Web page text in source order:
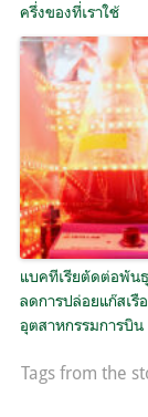
ครึ่งของที่เราใช้
แบคทีเรียตัดต่อพัน
ลดการปล่อยแก๊สเรื
อุตสาหกรรมการบิน
Tags from the